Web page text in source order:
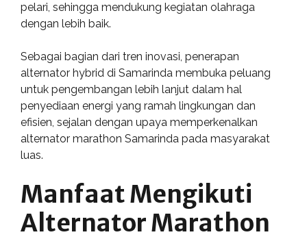
pelari, sehingga mendukung kegiatan olahraga
dengan lebih baik.
Sebagai bagian dari tren inovasi, penerapan
alternator hybrid di Samarinda membuka peluang
untuk pengembangan lebih lanjut dalam hal
penyediaan energi yang ramah lingkungan dan
efisien, sejalan dengan upaya memperkenalkan
alternator marathon Samarinda pada masyarakat
luas.
Manfaat Mengikuti
Alternator Marathon